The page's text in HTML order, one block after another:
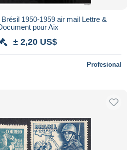
1950-1959 air mail Lettre &
pour Aix
± 2,20 US$
Profesional